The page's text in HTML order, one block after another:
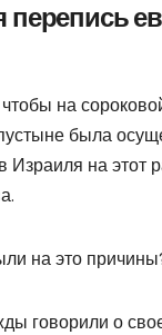
перепись
на
была
Израиля на этот
на это
говорили о